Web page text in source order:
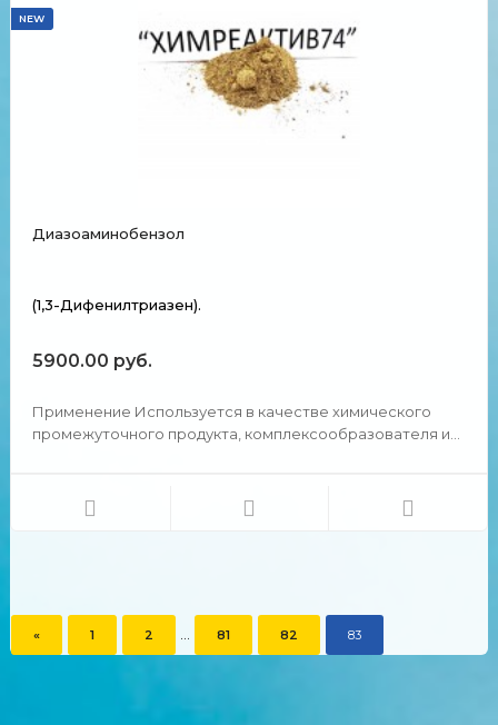
NEW
Диазоаминобензол
(1,3-Дифенилтриазен).
5900.00 руб.
Применение Используется в качестве химического
промежуточного продукта, комплексообразователя и
газообразователь устойчив при хранении, прекрасно
« 1 2 81 82 83